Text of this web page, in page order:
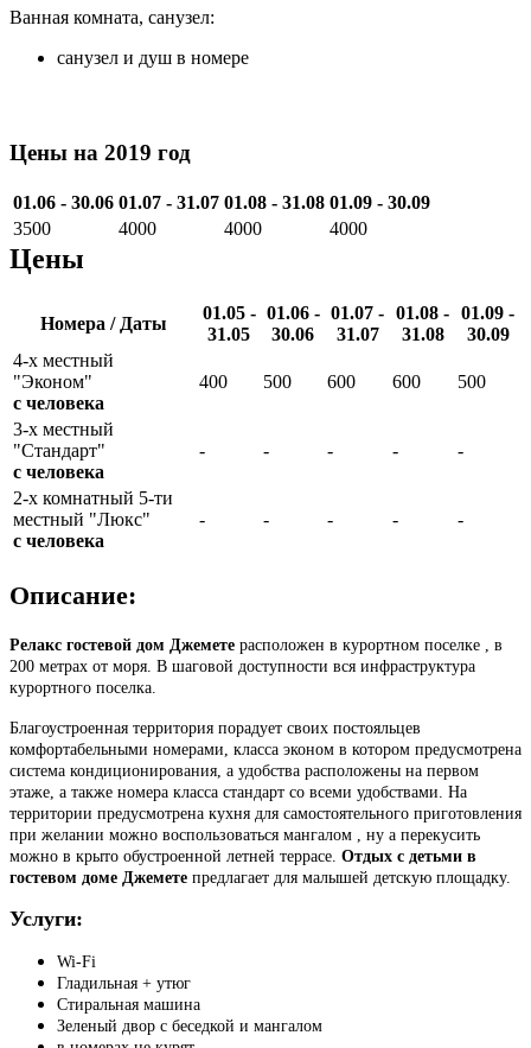
Ванная комната, санузел:
санузел и душ в номере
Цены на 2019 год
01.06 - 30.06 01.07 - 31.07 01.08 - 31.08 01.09 - 30.09
3500
4000 4000 4000
Цены
Номера / Даты
01.05 -
31.05
01.06 -
30.06
01.07 -
31.07
01.08 -
31.08
01.09 -
30.09
4-х местный
"Эконом"
с человека
400 500 600 600 500
3-х местный
"Стандарт"
с человека
- - - - -
2-х комнатный 5-ти
местный "Люкс"
с человека
- - - - -
Описание:
Релакс гостевой дом Джемете расположен в курортном поселке , в
200 метрах от моря. В шаговой доступности вся инфраструктура
курортного поселка.
Благоустроенная территория порадует своих постояльцев
комфортабельными номерами, класса эконом в котором предусмотрена
система кондиционирования, а удобства расположены на первом
этаже, а также номера класса стандарт со всеми удобствами. На
территории предусмотрена кухня для самостоятельного приготовления
при желании можно воспользоваться мангалом , ну а перекусить
можно в крыто обустроенной летней террасе. Отдых с детьми в
гостевом доме Джемете предлагает для малышей детскую площадку.
Услуги:
Wi-Fi
Гладильная + утюг
Стиральная машина
Зеленый двор с беседкой и мангалом